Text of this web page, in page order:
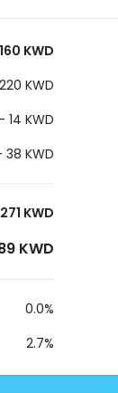
KWD
KWD
- 14 KWD
38 KWD
KWD
KWD
0.0%
2.7%